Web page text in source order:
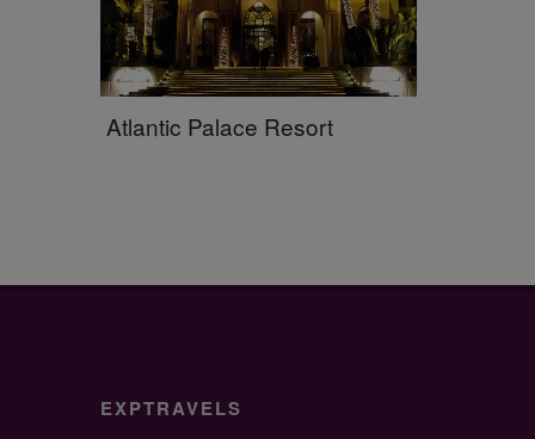
Atlantic Palace Resort
EXPTRAVELS